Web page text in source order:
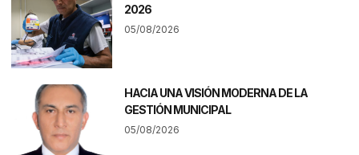
2026
05/08/2026
HACIA UNA VISIÓN MODERNA DE LA
GESTIÓN MUNICIPAL
05/08/2026